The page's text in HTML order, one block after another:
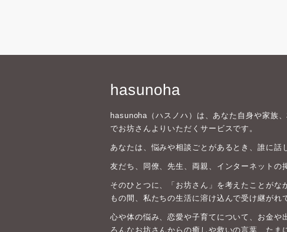
hasunoha
hasunoha（ハスノハ）は、あなた自身や家族
でお坊さんよりいただくサービスです。
あなたは、悩みや相談ごとがあるとき、誰に話
友だち、同僚、先生、両親、インターネットの
そのひとつに、「お坊さん」を考えたことが
もの間、私たちの生活に溶け込んで受け継がれ
心や体の悩み、恋愛や子育てについて、お金
ろんなお坊さんからの癒しや救いの言葉、た